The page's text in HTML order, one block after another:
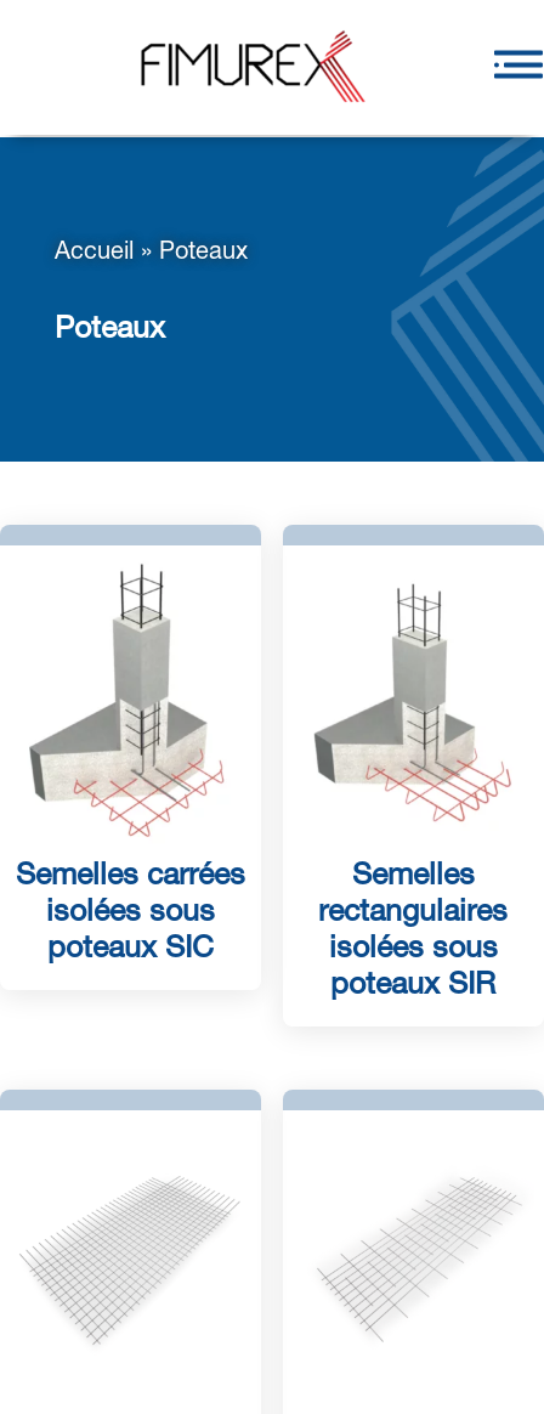
Accueil » Poteaux
Poteaux
Semelles carrées
isolées sous
poteaux SIC
Semelles
rectangulaires
isolées sous
poteaux SIR